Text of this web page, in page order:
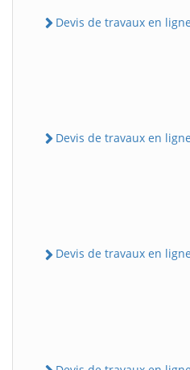
Devis de travaux en
Devis de travaux en ligne
Devis de travaux en ligne